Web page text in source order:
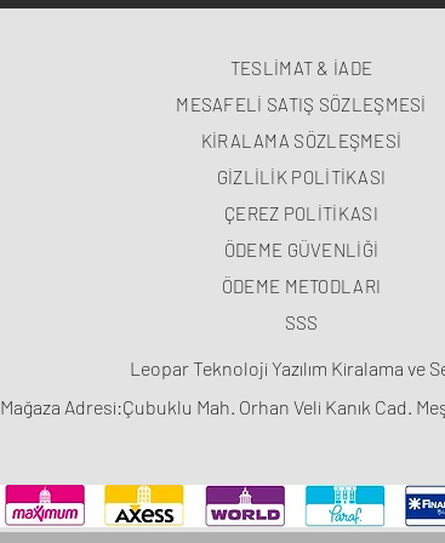
TESLİMAT & İADE
MESAFELİ SATIŞ SÖZLEŞMESİ
KİRALAMA SÖZLEŞMESİ
GİZLİLİK POLİTİKASI
ÇEREZ POLİTİKASI
ÖDEME GÜVENLİĞİ
ÖDEME METODLARI
SSS
Leopar Teknoloji Yazılım Kiralama ve
Mağaza Adresi:Çubuklu Mah. Orhan Veli Kanık Cad.